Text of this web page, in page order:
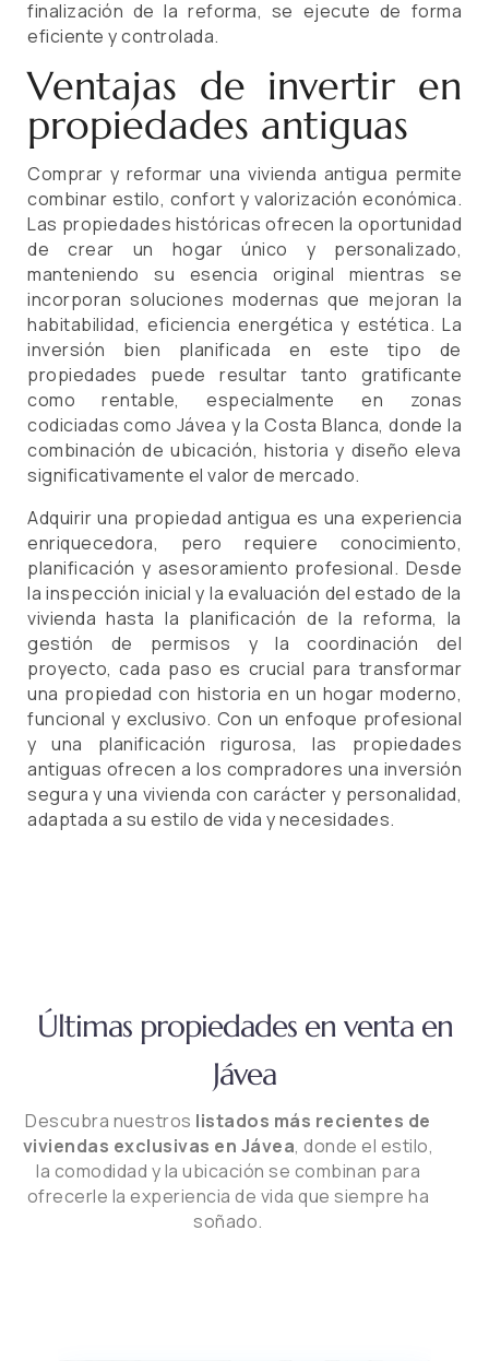
finalización de la reforma, se ejecute de forma
eficiente y controlada.
Ventajas de invertir en
propiedades antiguas
Comprar y reformar una vivienda antigua permite
combinar estilo, confort y valorización económica.
Las propiedades históricas ofrecen la oportunidad
de crear un hogar único y personalizado,
manteniendo su esencia original mientras se
incorporan soluciones modernas que mejoran la
habitabilidad, eficiencia energética y estética. La
inversión bien planificada en este tipo de
propiedades puede resultar tanto gratificante
como rentable, especialmente en zonas
codiciadas como Jávea y la Costa Blanca, donde la
combinación de ubicación, historia y diseño eleva
significativamente el valor de mercado.
Adquirir una propiedad antigua es una experiencia
enriquecedora, pero requiere conocimiento,
planificación y asesoramiento profesional. Desde
la inspección inicial y la evaluación del estado de la
vivienda hasta la planificación de la reforma, la
gestión de permisos y la coordinación del
proyecto, cada paso es crucial para transformar
una propiedad con historia en un hogar moderno,
funcional y exclusivo. Con un enfoque profesional
y una planificación rigurosa, las propiedades
antiguas ofrecen a los compradores una inversión
segura y una vivienda con carácter y personalidad,
adaptada a su estilo de vida y necesidades.
Últimas propiedades en venta en
Jávea
Descubra nuestros listados más recientes de
viviendas exclusivas en Jávea, donde el estilo,
la comodidad y la ubicación se combinan para
ofrecerle la experiencia de vida que siempre ha
soñado.